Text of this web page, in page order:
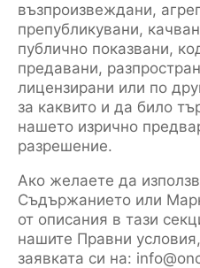
възпроизвеждани,
препубликувани,
публично показвани,
предавани,
лицензирани или по
за каквито и да било
нашето изрично
разрешение.
Ако желаете да
Съдържанието или
от описания в тази
нашите Правни
заявката си на: